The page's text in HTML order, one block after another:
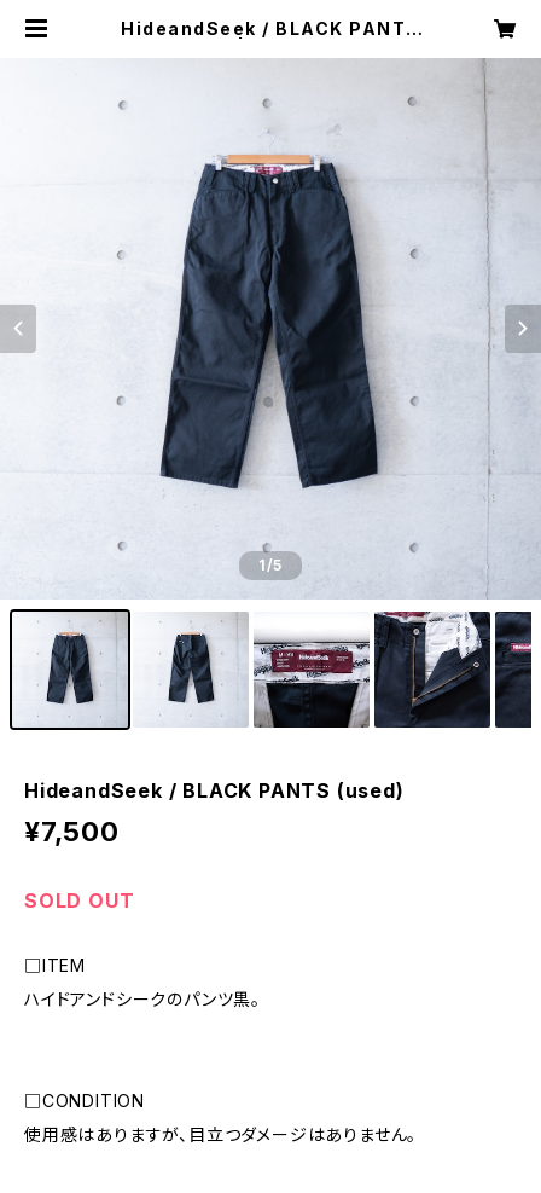
HideandSeek / BLACK PANTS
1/5
HideandSeek / BLACK PANTS (used)
¥7,500
SOLD OUT
□ITEM
ハイドアンドシークのパンツ黒。
□CONDITION
使用感はありますが、目立つダメージはありません。